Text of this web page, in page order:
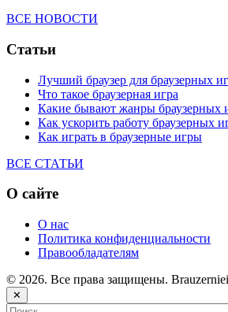
ВСЕ НОВОСТИ
Статьи
Лучший браузер для браузерных
Что такое браузерная игра
Какие бывают жанры браузерных
Как ускорить работу браузерных
Как играть в браузерные игры
ВСЕ СТАТЬИ
О сайте
О нас
Политика конфиденциальности
Правообладателям
© 2026. Все права защищены.
✕